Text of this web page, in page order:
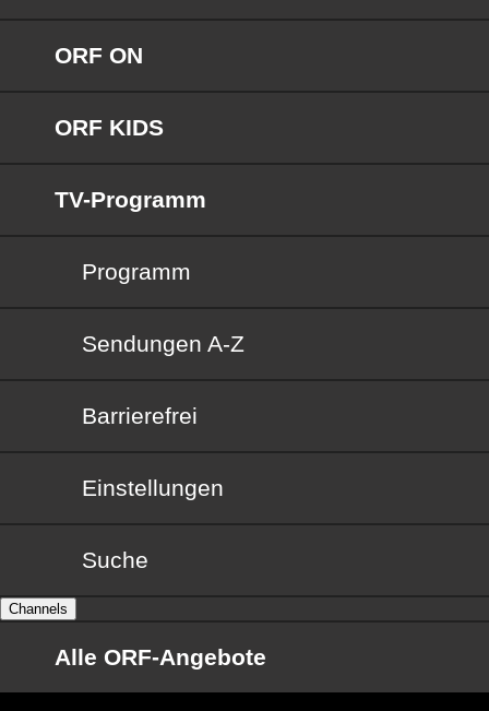
ORF ON
ORF KIDS
TV-Programm
Programm
Sendungen von A bis Z
Sendungen A-Z
Barrierefrei
Barrierefrei
Einstellungen
Suche
Channels
Alle ORF-Angebote